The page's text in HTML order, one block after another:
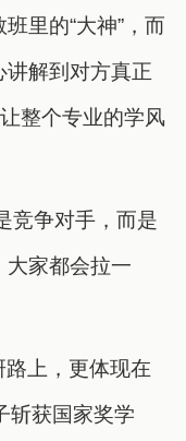
里的“大神”，而
解到对方真正
整个专业的学风
竞争对手，而是
大家都会拉一
上，更体现在
斩获国家奖学